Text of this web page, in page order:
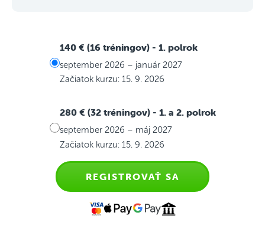
140 € (16 tréningov) - 1. polrok
september 2026 – január 2027
Začiatok kurzu: 15. 9. 2026
280 € (32 tréningov) - 1. a 2. polrok
september 2026 – máj 2027
Začiatok kurzu: 15. 9. 2026
REGISTROVAŤ SA